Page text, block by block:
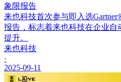
象限报告
来也科技首次参与即入选
报告，标志着来也科技在企业
提升。
来也科技
·
2025-09-11